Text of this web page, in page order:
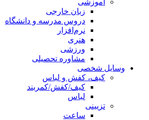
آموزشی
زبان خارجی
دروس مدرسه و دانشگاه
نرم‌افزار
هنری
ورزشی
مشاوره تحصیلی
وسایل شخصی
کیف، کفش و لباس
کیف/کفش/کمربند
لباس
تزیینی
ساعت